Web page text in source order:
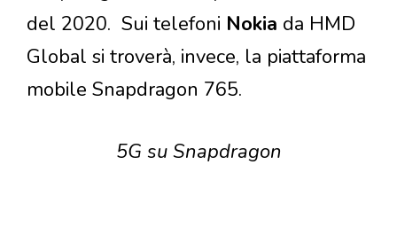
del 2020. Sui telefoni Nokia da HMD
Global si troverà, invece, la piattaforma
mobile Snapdragon 765.
5G su Snapdragon